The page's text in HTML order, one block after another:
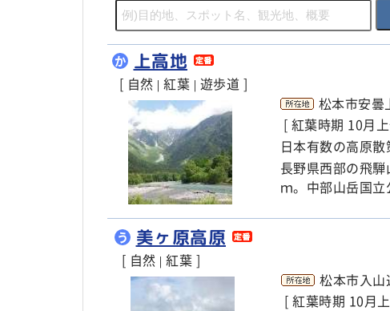
か 上高地
[ 自然 | 紅葉 | 遊歩道 ]
松本市安曇
[ 紅葉時期 10月
日本有数の高原散
長野県西部の飛
ｍ。中部山岳国
う 美ヶ原高原
[ 自然 | 紅葉 ]
松本市入山
[ 紅葉時期 10月